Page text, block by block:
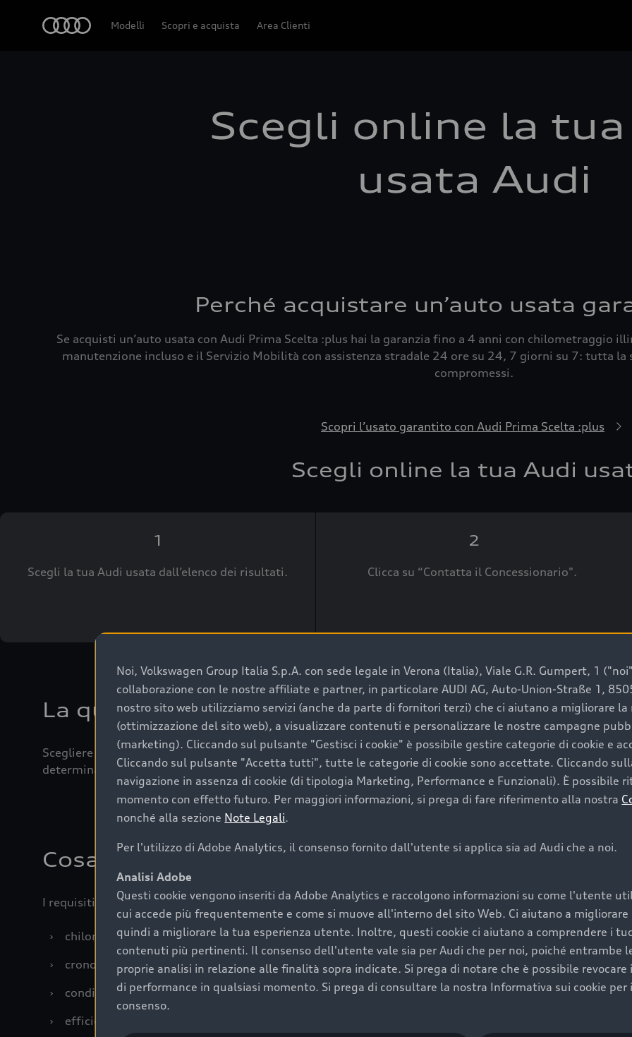
Modelli Scopri e acquista Area Clienti
Scegli online la
usata Audi
Perché acquistare un’auto usata
Se acquisti un’auto usata con Audi Prima Scelta :plus hai la garanzia fino a 4 anni con chilometraggio
manutenzione incluso e il Servizio Mobilità con assistenza stradale 24 ore su 24, 7 giorni su 7: tutta la
compromessi.
Scopri l’usato garantito con Audi Prima Scelta :plus
Scegli online la tua Audi
1
Scegli la tua Audi usata dall’elenco dei risultati.
2
Clicca su “Contatta il Concessionario".
La qualità di acquistare un’auto usata Audi
Scegliere un’auto usata è una decisione che coniuga convenienza, affidabilità e sostenibilità. Per fare un
determinanti come la garanzia inclusa e l’affidabilità del marchio. Audi offre l’auto usata perfetta tramite
Cosa sapere prima di acquistare la tua prossima
I requisiti fondamentali da considerare prima di acquistare un’auto usata, oltre al prezzo e all'aspetto,
›
chilometraggio: un valore contenuto corrisponde a uno stato migliore del veicolo e a una maggiore
›
cronologia dei tagliandi: una documentazione completa della vettura certifica una manutenzione
›
condizioni della carrozzeria e degli interni: una buona conservazione evidenzia cura e attenzione del
›
efficienza meccanica: motore, trasmissione e componenti principali in ottimo stato garantiscono
Noi, Volkswagen Group Italia S.p.A. con sede legale in Verona (Italia), Viale G.R. Gumpert, 1
collaborazione con le nostre affiliate e partner, in particolare AUDI AG, Auto-Union-Straße 1,
nostro sito web utilizziamo servizi (anche da parte di fornitori terzi) che ci aiutano a migliorare la
(ottimizzazione del sito web), a visualizzare contenuti e personalizzare le nostre campagne
(marketing). Cliccando sul pulsante "Gestisci i cookie" è possibile gestire categorie di cookie e
Cliccando sul pulsante "Accetta tutti", tutte le categorie di cookie sono accettate. Cliccando
navigazione in assenza di cookie (di tipologia Marketing, Performance e Funzionali). È possibile
momento con effetto futuro. Per maggiori informazioni, si prega di fare riferimento alla nostra
nonché alla sezione Note Legali.
Per l'utilizzo di Adobe Analytics, il consenso fornito dall'utente si applica sia ad Audi che a noi.
Analisi Adobe
Questi cookie vengono inseriti da Adobe Analytics e raccolgono informazioni su come l'utente
cui accede più frequentemente e come si muove all'interno del sito Web. Ci aiutano a
quindi a migliorare la tua esperienza utente. Inoltre, questi cookie ci aiutano a comprendere i
contenuti più pertinenti. Il consenso dell'utente vale sia per Audi che per noi, poiché entrambe
proprie analisi in relazione alle finalità sopra indicate. Si prega di notare che è possibile
di performance in qualsiasi momento. Si prega di consultare la nostra Informativa sui cookie per
consenso.